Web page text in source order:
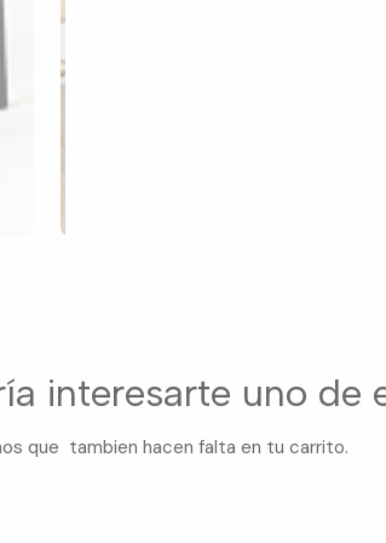
interesarte uno de
que tambien hacen falta en tu carrito.